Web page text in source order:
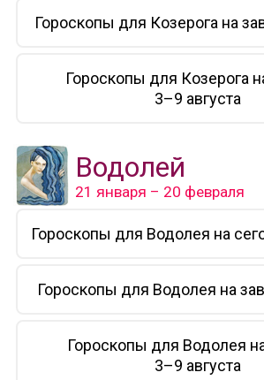
Гороскопы для Козерога на
Гороскопы для Козерога
3–9 августа
Водолей
21 января – 20 февраля
Гороскопы для Водолея на
Гороскопы для Водолея на
Гороскопы для Водолея
3–9 августа